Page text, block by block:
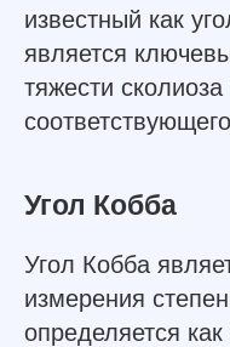
известный как
является
тяжести
Угол Кобба
Угол Кобба
измерения
определяется